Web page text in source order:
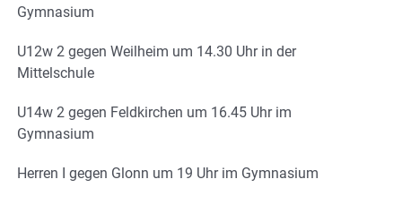
Gymnasium
U12w 2 gegen Weilheim um 14.30 Uhr in der
Mittelschule
U14w 2 gegen Feldkirchen um 16.45 Uhr im
Gymnasium
Herren I gegen Glonn um 19 Uhr im Gymnasium